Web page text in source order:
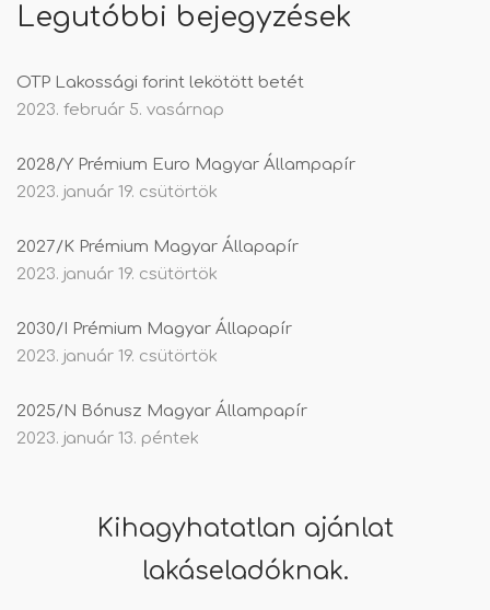
Legutóbbi bejegyzések
OTP Lakossági forint lekötött betét
2023. február 5. vasárnap
2028/Y Prémium Euro Magyar Állampapír
2023. január 19. csütörtök
2027/K Prémium Magyar Állapapír
2023. január 19. csütörtök
2030/I Prémium Magyar Állapapír
2023. január 19. csütörtök
2025/N Bónusz Magyar Állampapír
2023. január 13. péntek
Kihagyhatatlan ajánlat
lakáseladóknak.